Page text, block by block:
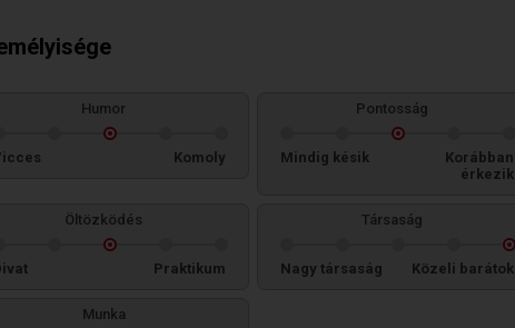
Humor
Komoly
Pontosság
Mindig késik
Korábban
érkezik
Öltözködés
Praktikum
Társaság
Nagy társaság Közeli barátok
Munka